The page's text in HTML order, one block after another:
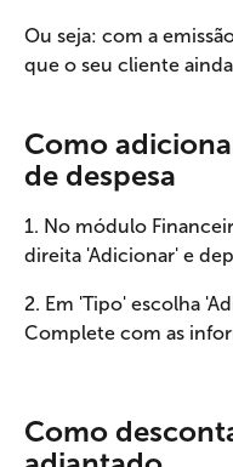
Ou seja: com a
que o seu cliente
Como
de despesa
1. No módulo
direita 'Adicionar' e
2. Em 'Tipo' escolha
Complete com as
Como